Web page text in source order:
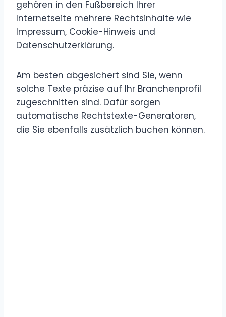
gehören in den Fußbereich Ihrer
Internetseite mehrere Rechtsinhalte wie
Impressum, Cookie-Hinweis und
Datenschutzerklärung.
Am besten abgesichert sind Sie, wenn
solche Texte präzise auf Ihr Branchenprofil
zugeschnitten sind. Dafür sorgen
automatische Rechtstexte-Generatoren,
die Sie ebenfalls zusätzlich buchen können.